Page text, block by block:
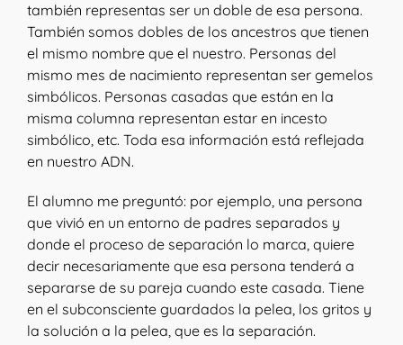
también representas ser un doble de esa persona.
También somos dobles de los ancestros que tienen
el mismo nombre que el nuestro. Personas del
mismo mes de nacimiento representan ser gemelos
simbólicos. Personas casadas que están en la
misma columna representan estar en incesto
simbólico, etc. Toda esa información está reflejada
en nuestro ADN.
El alumno me preguntó: por ejemplo, una persona
que vivió en un entorno de padres separados y
donde el proceso de separación lo marca, quiere
decir necesariamente que esa persona tenderá a
separarse de su pareja cuando este casada. Tiene
en el subconsciente guardados la pelea, los gritos y
la solución a la pelea, que es la separación.